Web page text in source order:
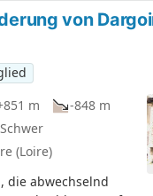
von
m
-848 m
Schwer
(Loire)
die abwechselnd